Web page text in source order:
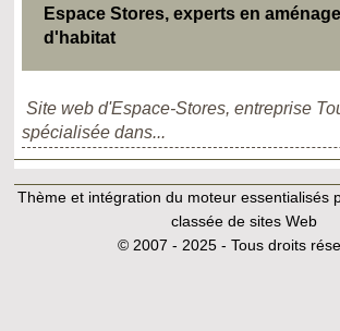
Espace Stores, experts en
d'habitat
Site web d'Espace-Stores, entreprise
spécialisée dans...
Thème et intégration du moteur essentialisés
classée de sites Web
© 2007 - 2025 - Tous droits